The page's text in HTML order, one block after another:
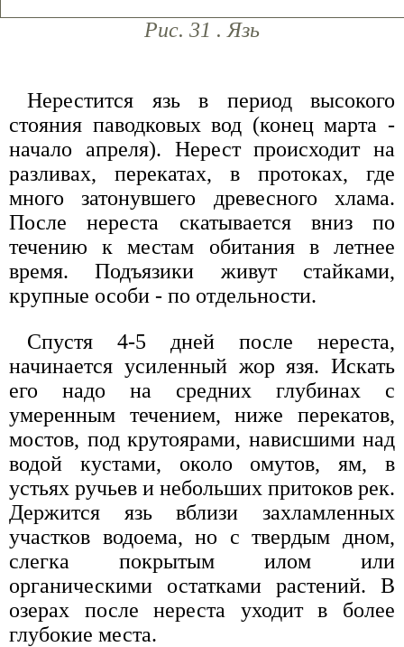
Рис. 31 . Язь
Нерестится язь в период высокого
стояния паводковых вод (конец марта -
начало апреля). Нерест происходит на
разливах, перекатах, в протоках, где
много затонувшего древесного хлама.
После нереста скатывается вниз по
течению к местам обитания в летнее
время. Подъязики живут стайками,
крупные особи - по отдельности.
Спустя 4-5 дней после нереста,
начинается усиленный жор язя. Искать
его надо на средних глубинах с
умеренным течением, ниже перекатов,
мостов, под крутоярами, нависшими над
водой кустами, около омутов, ям, в
устьях ручьев и небольших притоков рек.
Держится язь вблизи захламленных
участков водоема, но с твердым дном,
слегка покрытым илом или
органическими остатками растений. В
озерах после нереста уходит в более
глубокие места.